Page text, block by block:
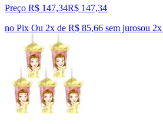
Preço R$ 147,34R$ 147,34
no Pix Ou 2x de R$ 85,66 sem jurosou 2x